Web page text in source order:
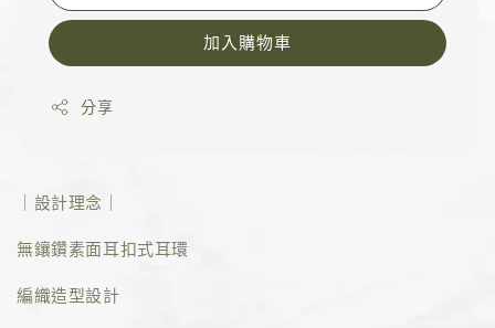
加入購物車
分享
｜設計理念｜
無鑲鑽素面耳扣式耳環
編織造型設計